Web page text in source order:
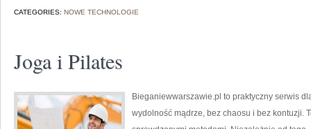
CATEGORIES: NOWE TECHNOLOGIE
Joga i Pilates
Bieganiewwarszawie.pl to praktyczny serwis
wydolność mądrze, bez chaosu i bez kontuzji.